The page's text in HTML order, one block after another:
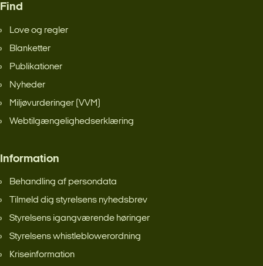
Find
Love og regler
Blanketter
Publikationer
Nyheder
Miljøvurderinger (VVM)
Webtilgængelighedserklæring
Information
Behandling af persondata
Tilmeld dig styrelsens nyhedsbrev
Styrelsens igangværende høringer
Styrelsens whistleblowerordning
Kriseinformation